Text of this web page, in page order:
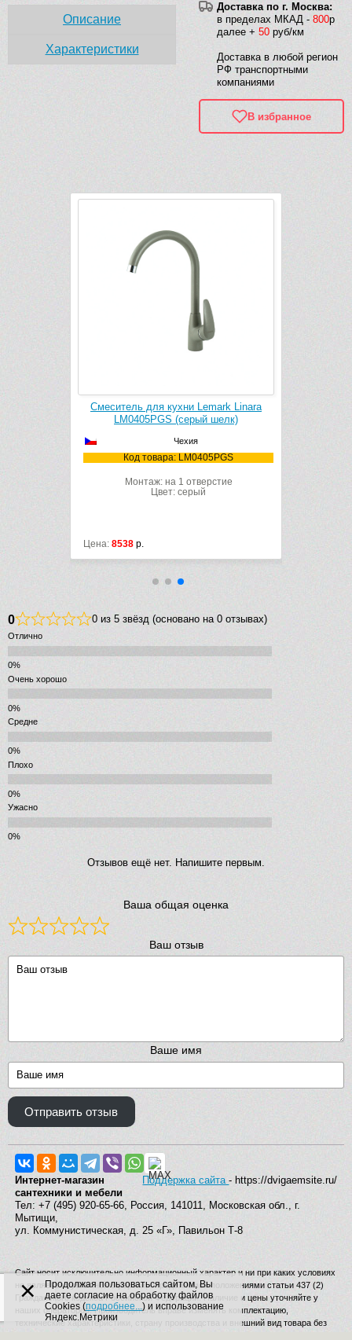
Доставка по г. Москва:
в пределах МКАД - 800р
далее + 50 руб/км
Доставка в любой регион
РФ транспортными
компаниями
В избранное
Описание
Характеристики
Смеситель для кухни Lemark Linara
LM0405PGS (серый шелк)
Чехия
Код товара: LM0405PGS
Монтаж: на 1 отверстие
Цвет: серый
Цена: 8538 р.
0 0 из 5 звёзд (основано на 0 отзывах)
Отлично
Очень хорошо
Средне
Плохо
Ужасно
Отзывов ещё нет. Напишите первым.
Ваша общая оценка
Ваш отзыв
Ваше имя
Отправить отзыв
Поддержка сайта- https://dvigaemsite.ru/
Интернет-магазин
сантехники и мебели
Тел: +7 (495) 920-65-66, Россия, 141011, Московская обл., г.
Мытищи,
ул. Коммунистическая, д. 25 «Г», Павильон Т-8
Сайт носит исключительно информационный характер и ни при каких условиях
не является публичной офертой, определяемой положениями статьи 437 (2)
Гражданского кодекса Российской Федерации. Наличие и цены уточняйте у
наших операторов. Производитель вправе изменять комплектацию,
технические характеристики, страну производства и внешний вид товара без
×
Продолжая пользоваться сайтом, Вы
даете согласие на обработку файлов
Cookies (подробнее...) и использование
Яндекс.Метрики